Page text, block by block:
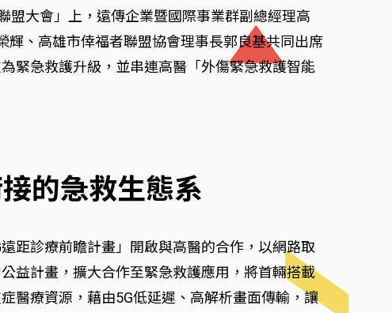
盟大會」上，遠傳企業暨國際事業群副總經理高
、高雄市倖福者聯盟協會理事長郭良基共同出席
緊急救護升級，並串連高醫「外傷緊急救護智能
的急救生態系
距診療前瞻計畫」開啟與高醫的合作，以網路取
益計畫，擴大合作至緊急救護應用，將首輛搭載
醫療資源，藉由5G低延遲、高解析畫面傳輸，讓